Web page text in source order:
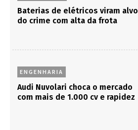
Baterias de elétricos viram alvo
do crime com alta da frota
ENGENHARIA
Audi Nuvolari choca o mercado
com mais de 1.000 cv e rapidez